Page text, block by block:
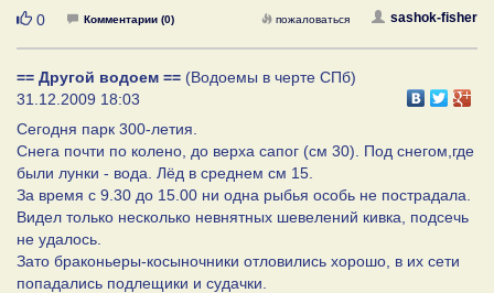
Нравится
0 Комментарии (0) sashok-fisher
пожаловаться
== Другой водоем == (Водоемы в черте СПб)
31.12.2009 18:03
Сегодня парк 300-летия.
Снега почти по колено, до верха сапог (см 30). Под снегом,где
были лунки - вода. Лёд в среднем см 15.
За время с 9.30 до 15.00 ни одна рыбья особь не пострадала.
Видел только несколько невнятных шевелений кивка, подсечь
не удалось.
Зато браконьеры-косыночники отловились хорошо, в их сети
попадались подлещики и судачки.